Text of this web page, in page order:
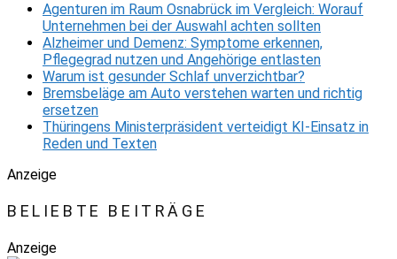
Agenturen im Raum Osnabrück im Vergleich: Worauf
Unternehmen bei der Auswahl achten sollten
Alzheimer und Demenz: Symptome erkennen,
Pflegegrad nutzen und Angehörige entlasten
Warum ist gesunder Schlaf unverzichtbar?
Bremsbeläge am Auto verstehen warten und richtig
ersetzen
Thüringens Ministerpräsident verteidigt KI-Einsatz in
Reden und Texten
Anzeige
BELIEBTE BEITRÄGE
Anzeige